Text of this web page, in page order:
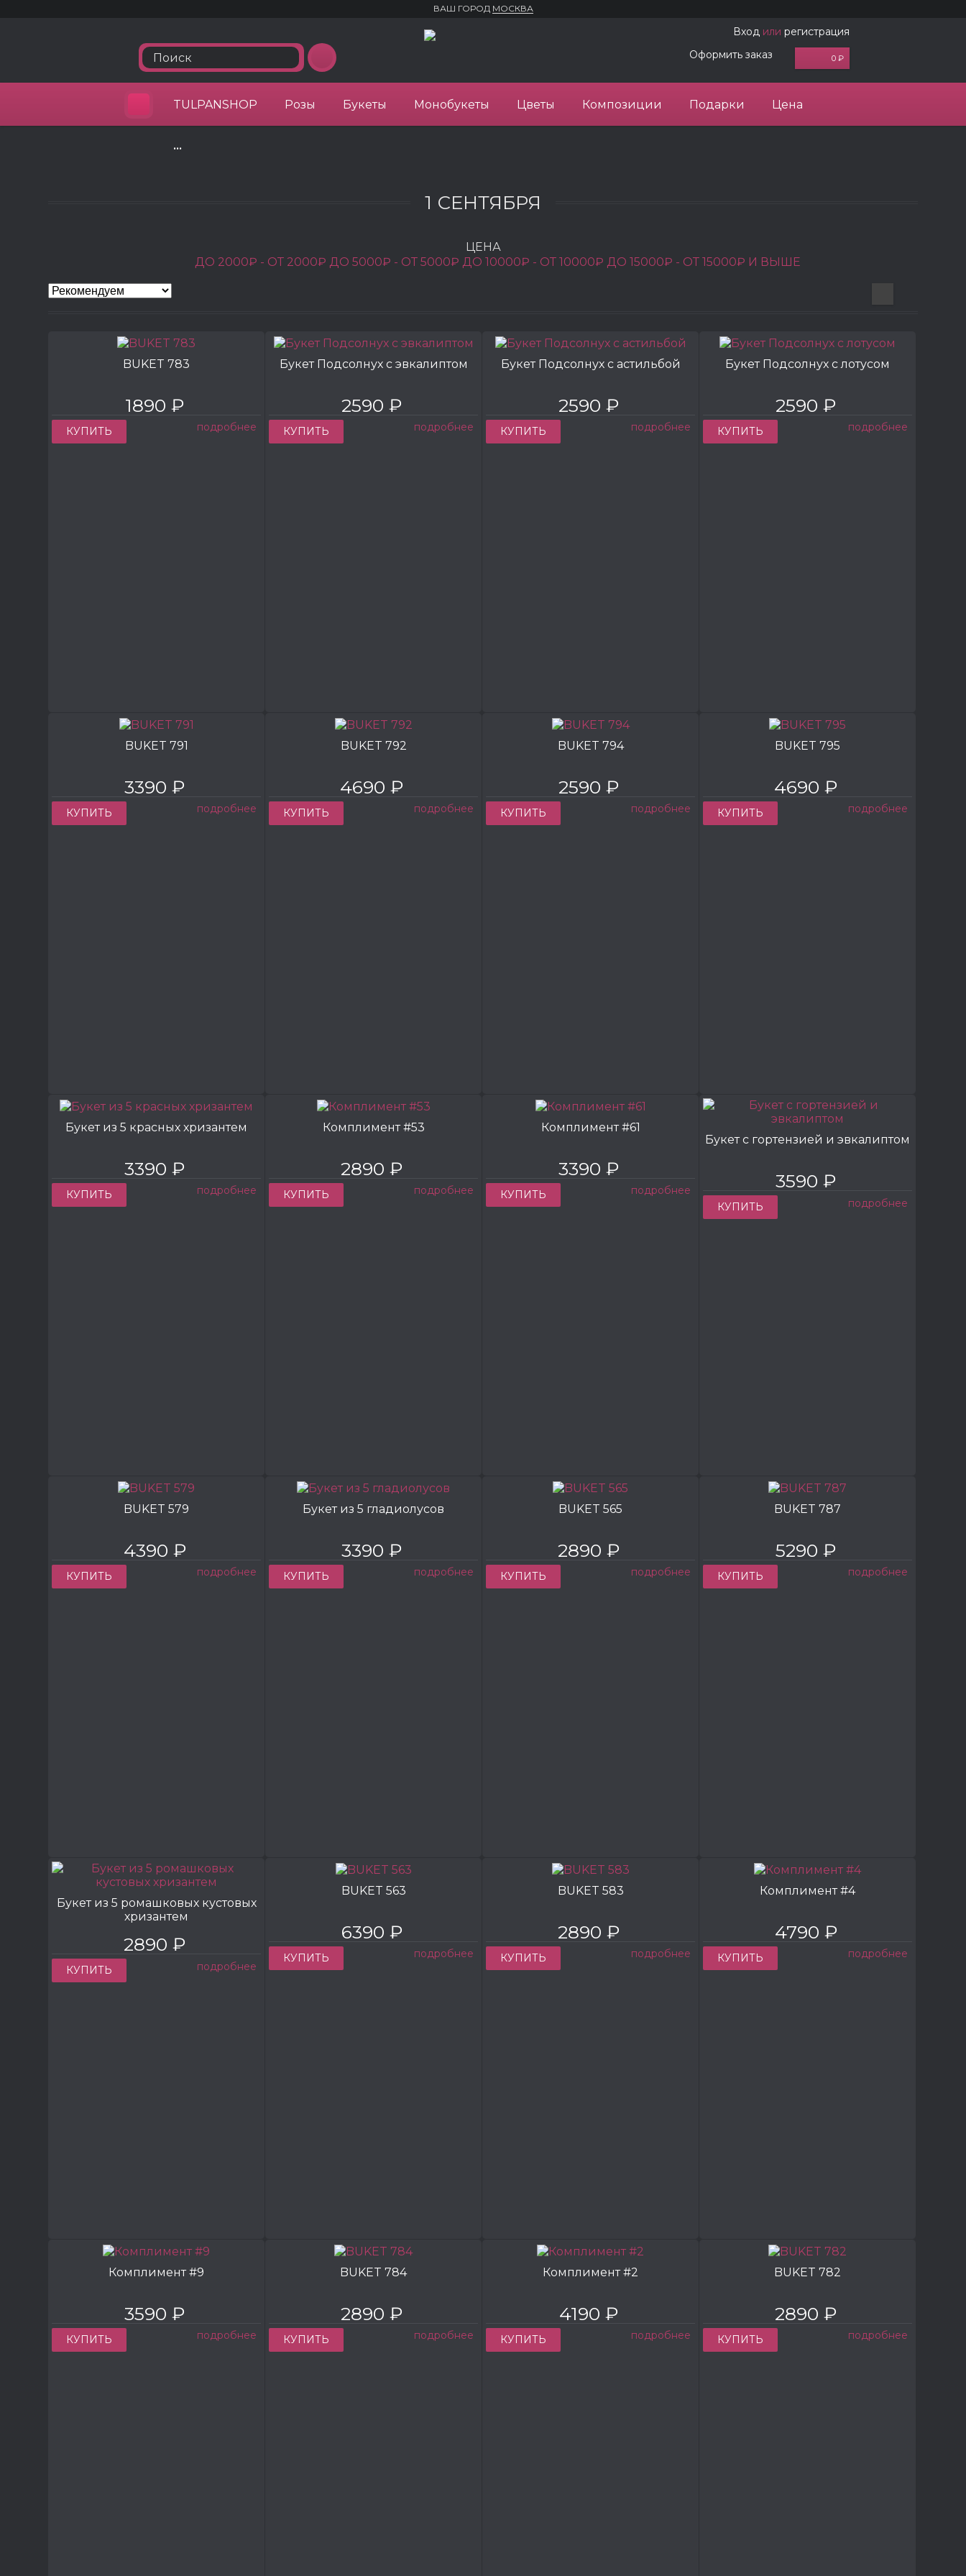
ВАШ ГОРОД МОСКВА
Вход или регистрация
0 ₽
Оформить заказ
TULPANSHOP Розы Букеты Монобукеты Цветы Композиции Подарки Цена
•••
1 СЕНТЯБРЯ
ЦЕНА
ДО 2000₽ - ОТ 2000₽ ДО 5000₽ - ОТ 5000₽ ДО 10000₽ - ОТ 10000₽ ДО 15000₽ - ОТ 15000₽ И ВЫШЕ
BUKET 783
1890 ₽
КУПИТЬ подробнее
Букет Подсолнух с эвкалиптом
2590 ₽
КУПИТЬ подробнее
Букет Подсолнух с астильбой
2590 ₽
КУПИТЬ подробнее
Букет Подсолнух с лотусом
2590 ₽
КУПИТЬ подробнее
BUKET 791
3390 ₽
КУПИТЬ подробнее
BUKET 792
4690 ₽
КУПИТЬ подробнее
BUKET 794
2590 ₽
КУПИТЬ подробнее
BUKET 795
4690 ₽
КУПИТЬ подробнее
Букет из 5 красных хризантем
3390 ₽
КУПИТЬ подробнее
Комплимент #53
2890 ₽
КУПИТЬ подробнее
Комплимент #61
3390 ₽
КУПИТЬ подробнее
Букет с гортензией и эвкалиптом
3590 ₽
КУПИТЬ подробнее
BUKET 579
4390 ₽
КУПИТЬ подробнее
Букет из 5 гладиолусов
3390 ₽
КУПИТЬ подробнее
BUKET 565
2890 ₽
КУПИТЬ подробнее
BUKET 787
5290 ₽
КУПИТЬ подробнее
Букет из 5 ромашковых кустовых
хризантем
2890 ₽
КУПИТЬ подробнее
BUKET 563
6390 ₽
КУПИТЬ подробнее
BUKET 583
2890 ₽
КУПИТЬ подробнее
Комплимент #4
4790 ₽
КУПИТЬ подробнее
Комплимент #9
3590 ₽
КУПИТЬ подробнее
BUKET 784
2890 ₽
КУПИТЬ подробнее
Комплимент #2
4190 ₽
КУПИТЬ подробнее
BUKET 782
2890 ₽
КУПИТЬ подробнее